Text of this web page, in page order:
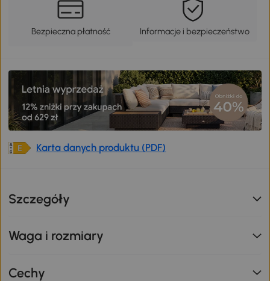
Bezpieczna płatność Informacje i bezpieczeństwo
Karta danych produktu (PDF)
Szczegóły
Waga i rozmiary
Cechy